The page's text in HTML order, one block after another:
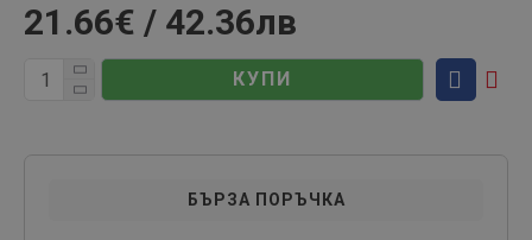
21.66€ / 42.36лв
КУПИ
БЪРЗА ПОРЪЧКА